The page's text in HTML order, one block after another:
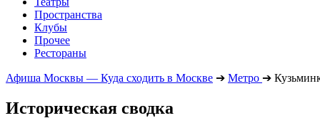
Пространства
Клубы
Прочее
Рестораны
Афиша Москвы — Куда сходить в Москве ➔ Метро ➔
Историческая сводка